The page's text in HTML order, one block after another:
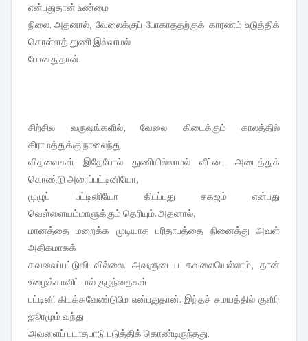
என்பதுதான் உண்மை
நிலை. அதனால், வேலைக்குப் போகாததற்குக் காரணம் உடுத்திக்
கொள்ளத் துணி இல்லாமல்
போனதுதான்.
சிற்சில வருஷங்களில், வேலை கிடைக்கும் காலத்தில்
கிராமத்துக்கு நாலைந்து
விதவைகள் இதேபோல் துணியில்லாமல் வீட்டை அடைத்துக்
கொண்டு அரைப்பட்டினியோ,
முழுப் பட்டினியோ கிடப்பது சகஜம் என்பது
வெள்ளையம்மாளுக்கும் தெரியும். அதனால்,
மானத்தை மறைக்க முடியாத பரிதாபத்தை நினைத்து அவள்
அதிகமாகக்
கவலைப்பட்டுவிடவில்லை. அவளுடைய கவலையெல்லாம், தான்
உழைக்காவிட்டால் குழந்தைகள்
பட்டினி கிடக்கவேண்டுமே என்பதுதான். இந்தச் சமயத்தில் குளிர்
ஜூரமும் வந்து
அவளைப் படாதபாடு படுத்திக் கொண்டிருந்தது.